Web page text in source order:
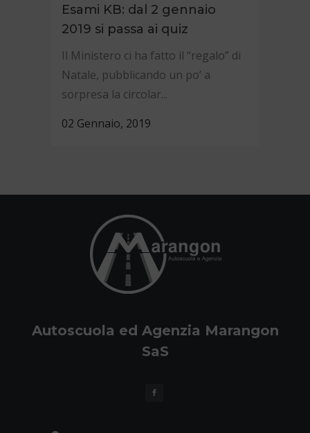
Esami KB: dal 2 gennaio
2019 si passa ai quiz
Il Ministero ci ha fatto il “regalo” di
Natale, pubblicando un po’ a
sorpresa la circolar...
02 Gennaio, 2019
Autoscuola ed Agenzia Marangon
SaS